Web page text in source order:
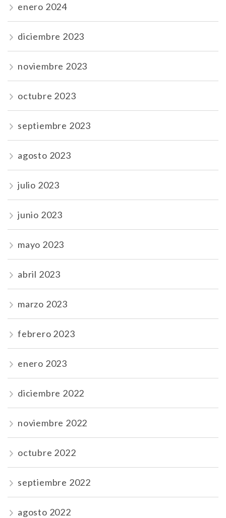
enero 2024
diciembre 2023
noviembre 2023
octubre 2023
septiembre 2023
agosto 2023
julio 2023
junio 2023
mayo 2023
abril 2023
marzo 2023
febrero 2023
enero 2023
diciembre 2022
noviembre 2022
octubre 2022
septiembre 2022
agosto 2022